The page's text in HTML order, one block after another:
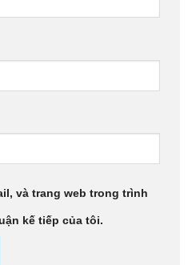
và trang web trong trình
kế tiếp của tôi.